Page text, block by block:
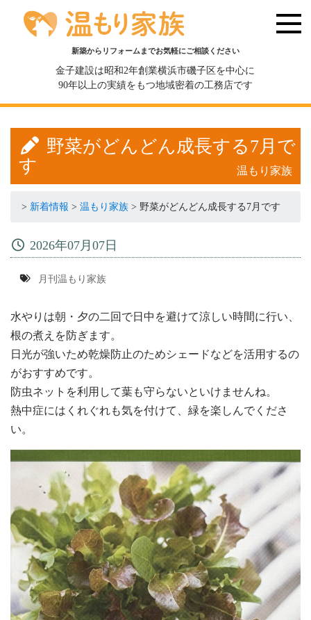
新築からリフォームまでお気軽にご相談ください
金子建設は昭和2年創業横浜市磯子区を中心に
90年以上の実績をもつ地域密着の工務店です
野菜がどんどん成長する7月で
す
温もり家族
> 新着情報 > 温もり家族 > 野菜がどんどん成長する7月です
2026年07月07日
月刊温もり家族
水やりは朝・夕の二回で日中を避けて涼しい時間に行い、
根の煮えを防ぎます。
日光が強いため乾燥防止のためシェードなどを活用するの
がおすすめです。
防虫ネットを利用して葉も守らないといけませんね。
熱中症にはくれぐれも気を付けて、緑を楽しんでくださ
い。